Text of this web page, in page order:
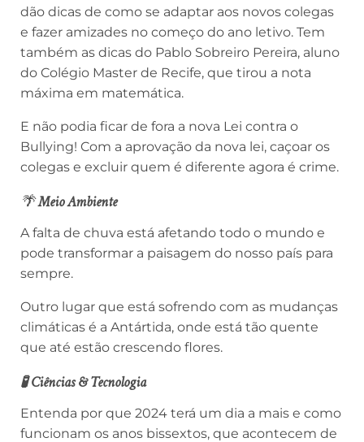
dão dicas de como se adaptar aos novos colegas
e fazer amizades no começo do ano letivo. Tem
também as dicas do Pablo Sobreiro Pereira, aluno
do Colégio Master de Recife, que tirou a nota
máxima em matemática.
E não podia ficar de fora a nova Lei contra o
Bullying! Com a aprovação da nova lei, caçoar os
colegas e excluir quem é diferente agora é crime.
🌴Meio Ambiente
A falta de chuva está afetando todo o mundo e
pode transformar a paisagem do nosso país para
sempre.
Outro lugar que está sofrendo com as mudanças
climáticas é a Antártida, onde está tão quente
que até estão crescendo flores.
🧪 Ciências & Tecnologia
Entenda por que 2024 terá um dia a mais e como
funcionam os anos bissextos, que acontecem de